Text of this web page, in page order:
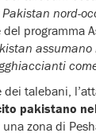
nord-
programma
talebani,
pakistano
zona di